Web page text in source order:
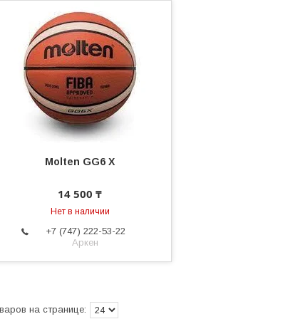
Molten GG6 X
14 500 ₸
Нет в наличии
+7 (747) 222-53-22
Аркен